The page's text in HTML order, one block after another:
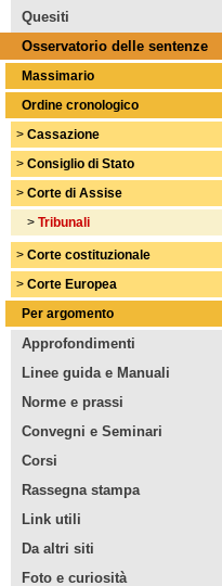
Quesiti
Osservatorio delle sentenze
Massimario
Ordine cronologico
> Cassazione
> Consiglio di Stato
> Corte di Assise
> Tribunali
> Corte costituzionale
> Corte Europea
Per argomento
Approfondimenti
Linee guida e Manuali
Norme e prassi
Convegni e Seminari
Corsi
Rassegna stampa
Link utili
Da altri siti
Foto e curiosità